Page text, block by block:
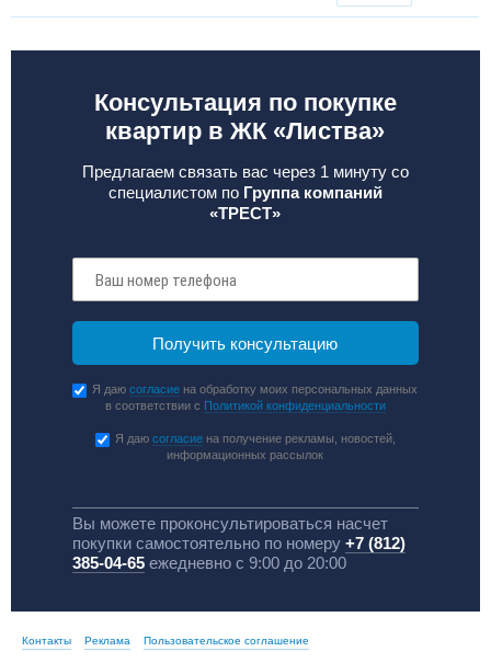
Консультация по покупке
квартир в ЖК «Листва»
Предлагаем связать вас через 1 минуту со
специалистом по Группа компаний
«ТРЕСТ»
Я даюсогласие на обработку моих персональных данных
в соответствии с Политикой конфиденциальности
Я даю согласиена получение рекламы, новостей,
информационных рассылок
Вы можете проконсультироваться насчет
покупки самостоятельно по номеру +7 (812)
385-04-65ежедневно с 9:00 до 20:00
Контакты Реклама Пользовательское соглашение